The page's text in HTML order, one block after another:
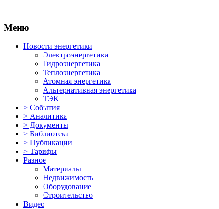
Меню
Новости энергетики
Электроэнергетика
Гидроэнергетика
Теплоэнергетика
Атомная энергетика
Альтернативная энергетика
ТЭК
> События
> Аналитика
> Документы
> Библиотека
> Публикации
> Тарифы
Разное
Материалы
Недвижимость
Оборудование
Строительство
Видео